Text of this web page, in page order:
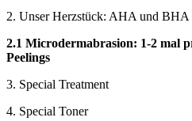
2. Unser Herzstück: AHA und BHA
2.1 Microdermabrasion: 1-2 mal
Peelings
3. Special Treatment
4. Special Toner